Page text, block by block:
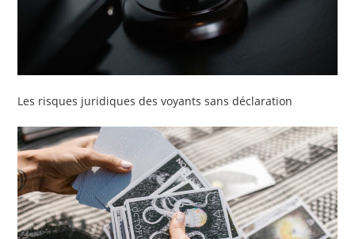
Les risques juridiques des voyants sans déclaration